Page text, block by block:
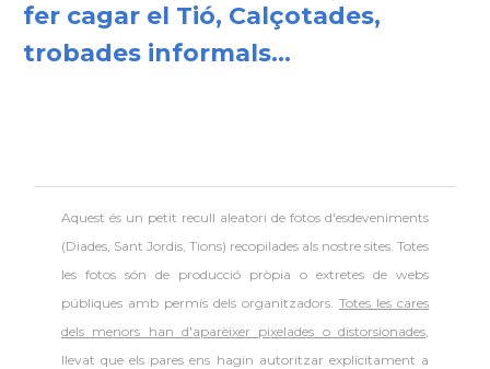
fer cagar el Tió, Calçotades,
trobades informals...
Aquest és un petit recull aleatori defotos d'esdeveniments
(Diades, Sant Jordis, Tions) recopilades als nostre sites. Totes
les fotos són de producció pròpia o extretes de webs
públiques amb permís dels organitzadors.Totes les cares
dels menors han d'aparèixer pixelades o distorsionades,
llevat que els pares ens hagin autoritzar explícitament a